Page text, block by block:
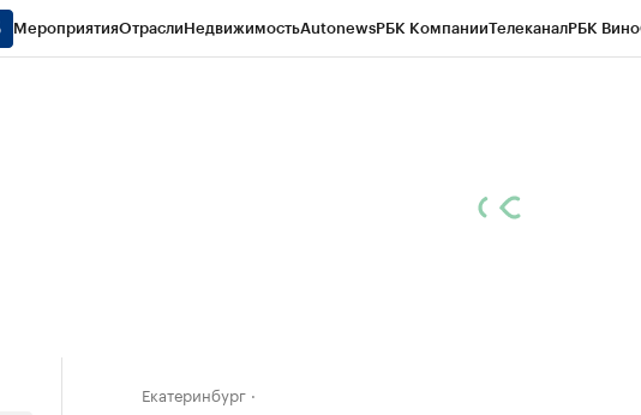
МероприятияОтраслиНедвижимостьAutonewsРБК КомпанииТелеканалРБК Вино
Екатеринбург